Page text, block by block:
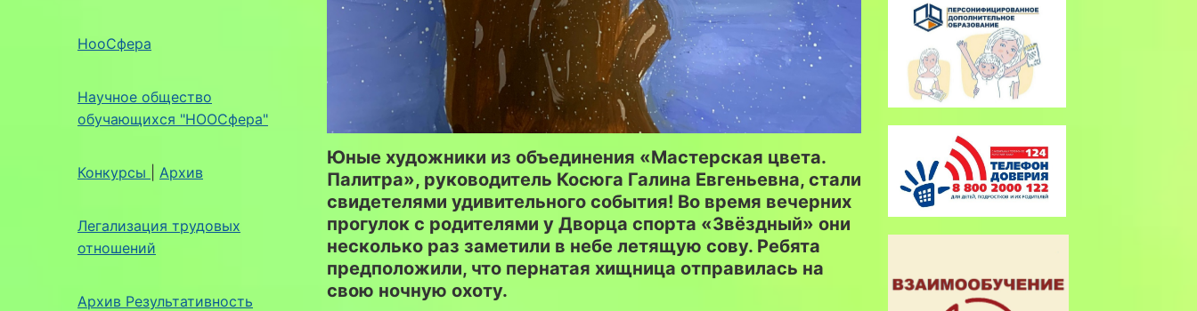
НооСфера
Научное общество
обучающихся "НООСфера"
Конкурсы Архив
Легализация трудовых
отношений
Архив Результативность
Юные художники из объединения «Мастерская цвета.
Палитра», руководитель Косюга Галина Евгеньевна, стали
свидетелями удивительного события! Во время вечерних
прогулок с родителями у Дворца спорта «Звёздный» они
несколько раз заметили в небе летящую сову. Ребята
предположили, что пернатая хищница отправилась на
свою ночную охоту.